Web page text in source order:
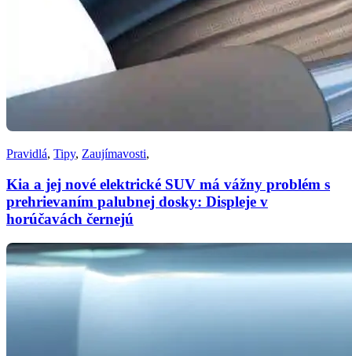
Pravidlá, Tipy, Zaujímavosti,
Kia a jej nové elektrické SUV má vážny problém s
prehrievaním palubnej dosky: Displeje v
horúčavách černejú